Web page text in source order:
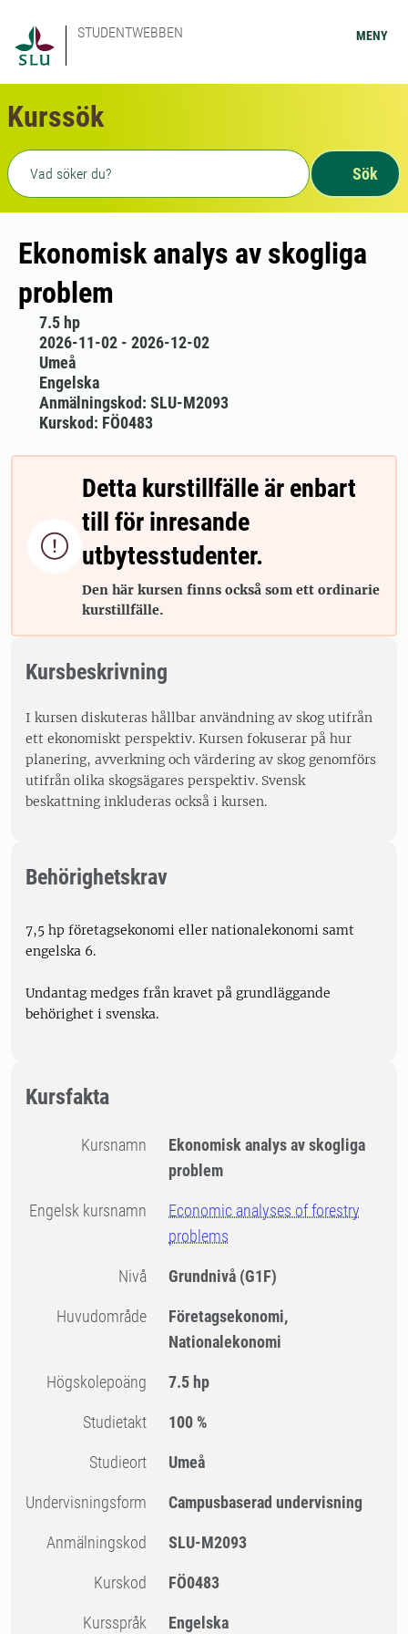
STUDENTWEBBEN MENY
Kurssök
Fritext sökning
Sök
Ekonomisk analys av skogliga
problem
7.5 hp
2026-11-02 - 2026-12-02
Umeå
Engelska
Anmälningskod: SLU-M2093
Kurskod: FÖ0483

Detta kurstillfälle är enbart
till för inresande
utbytesstudenter.
Den här kursen finns också som ett ordinarie
kurstillfälle.
Kursbeskrivning
I kursen diskuteras hållbar användning av skog utifrån
ett ekonomiskt perspektiv. Kursen fokuserar på hur
planering, avverkning och värdering av skog genomförs
utifrån olika skogsägares perspektiv. Svensk
beskattning inkluderas också i kursen.
Behörighetskrav
7,5 hp företagsekonomi eller nationalekonomi samt
engelska 6.
Undantag medges från kravet på grundläggande
behörighet i svenska.
Kursfakta
Kursnamn
Ekonomisk analys av skogliga
problem
Engelsk kursnamn
Economic analyses of forestry
problems
Nivå Grundnivå (G1F)
Huvudområde
Företagsekonomi,
Nationalekonomi
högskolepoäng 7.5 hp
Studietakt 100 %
Studieort Umeå
Undervisningsform Campusbaserad undervisning
Anmälningskod SLU-M2093
Kurskod FÖ0483
Kursspråk Engelska